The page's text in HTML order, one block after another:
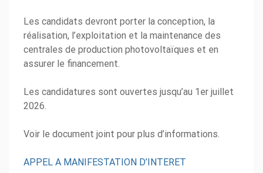
Les candidats devront porter la conception, la
réalisation, l’exploitation et la maintenance des
centrales de production photovoltaïques et en
assurer le financement.
Les candidatures sont ouvertes jusqu’au 1er juillet
2026.
Voir le document joint pour plus d’informations.
APPEL A MANIFESTATION D’INTERET